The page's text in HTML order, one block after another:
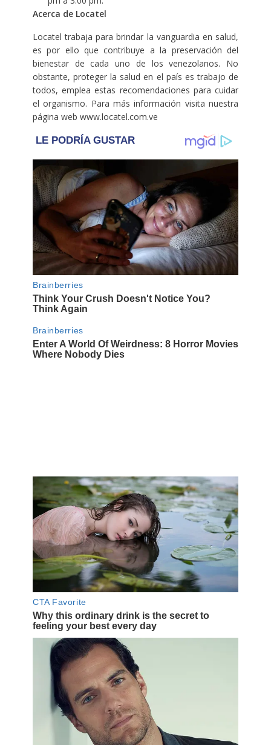
Acerca de Locatel
Locatel trabaja para brindar la vanguardia en salud,
es por ello que contribuye a la preservación del
bienestar de cada uno de los venezolanos. No
obstante, proteger la salud en el país es trabajo de
todos, emplea estas recomendaciones para cuidar
el organismo. Para más información visita nuestra
página web www.locatel.com.ve